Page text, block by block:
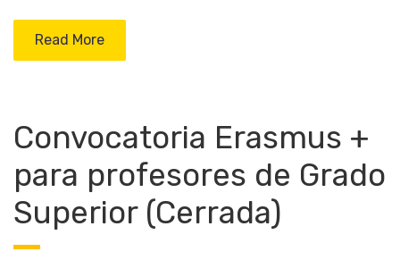
Read More
Convocatoria Erasmus +
para profesores de Grado
Superior (Cerrada)